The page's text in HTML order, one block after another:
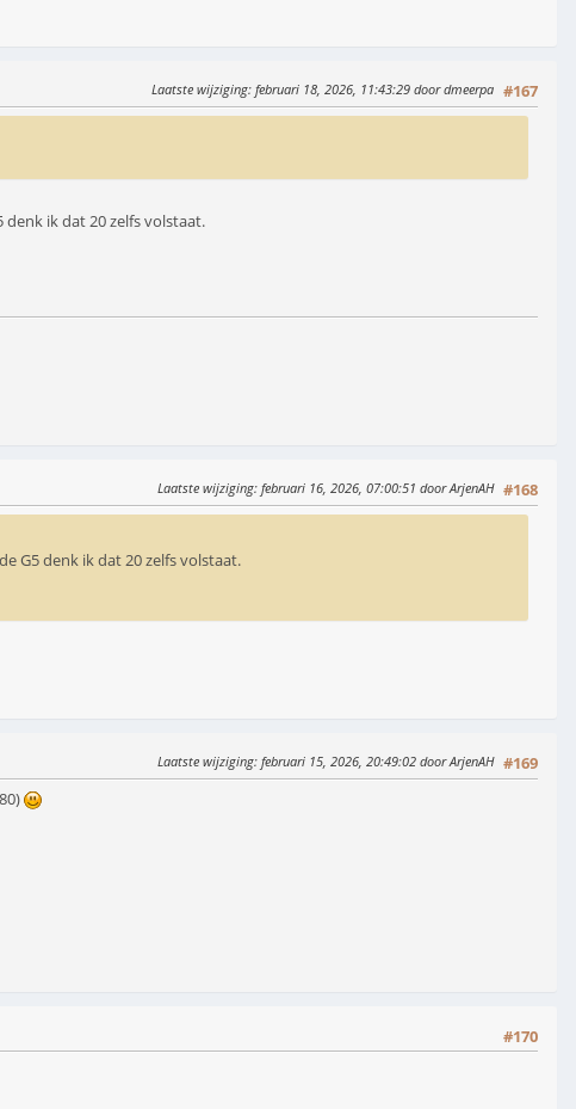
#167
Laatste wijziging: februari 18, 2026, 11:43:29 door dmeerpa
denk ik dat 20 zelfs volstaat.
#168
Laatste wijziging: februari 16, 2026, 07:00:51 door ArjenAH
G5 denk ik dat 20 zelfs volstaat.
#169
Laatste wijziging: februari 15, 2026, 20:49:02 door ArjenAH
#170